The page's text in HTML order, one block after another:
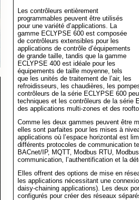
Les contrôleurs entièrement
programmables peuvent être utilisés
pour une variété d’applications. La
gamme ECLYPSE 600 est composée
de contrôleurs extensibles pour les
applications de contrôle d’équipements
de grande taille, tandis que la gamme
ECLYPSE 400 est idéale pour les
équipements de taille moyenne, tels
que les unités de traitement de l’air, les
refroidisseurs, les chaudières, les
contrôleurs de la série ECLYPSE 600
techniques et les contrôleurs de la série
des applications multi-zones et des
Comme les deux gammes peuvent être
elles sont parfaites pour les mises à
applications où l’espace horizontal est
différents protocoles de communication
BACnet/IP, MQTT, Modbus RTU,
communication, l’authentification et la
Elles offrent des options de mise en
les applications nécessitant une
daisy-chaining applications). Les deux
configurés pour créer des réseaux